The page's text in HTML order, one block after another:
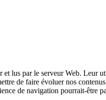
lus par le serveur Web. Leur
de faire évoluer nos
de navigation pourrait-être